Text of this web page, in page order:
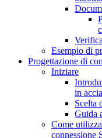
Esempio di
Progettazione di
Iniziare
in
Scelta
Guida
Come
connessione